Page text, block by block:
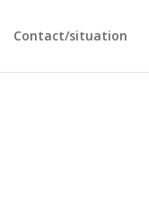
Contact/situation